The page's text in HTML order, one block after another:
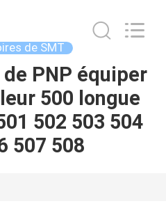
de SMT
PNP équiper
500 longue
502 503 504
507 508